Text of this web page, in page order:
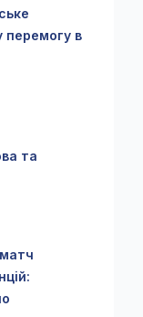
перемогу в
та